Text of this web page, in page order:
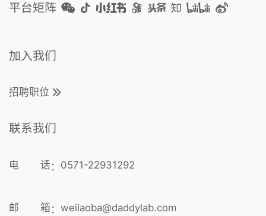
平台矩阵
加入我们
招聘职位
联系我们
电 话 ： 0571-22931292
邮 箱 ： weilaoba@daddylab.com